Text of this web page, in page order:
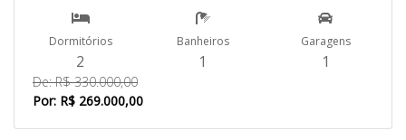
Dormitórios
2
Banheiros
1
Garagens
1
De: R$ 330.000,00
Por: R$ 269.000,00